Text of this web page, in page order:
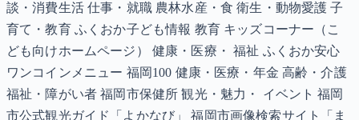
談・消費生活 仕事・就職 農林水産・食 衛生・動物愛護 子
育て・教育 ふくおか子ども情報 教育 キッズコーナー（こ
ども向けホームページ） 健康・医療・ 福祉 ふくおか安心
ワンコインメニュー 福岡100 健康・医療・年金 高齢・介護
福祉・障がい者 福岡市保健所 観光・魅力・ イベント 福岡
市公式観光ガイド「よかなび」 福岡市画像検索サイト「ま